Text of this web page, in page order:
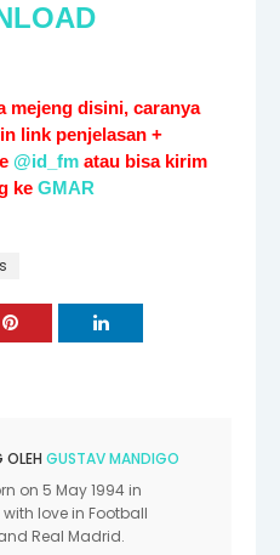
mejeng disini, caranya
link penjelasan +
@id_fm atau bisa kirim
ke GMAR
OLEH GUSTAV MANDIGO
on 5 May 1994 in
love in Football
Real Madrid.